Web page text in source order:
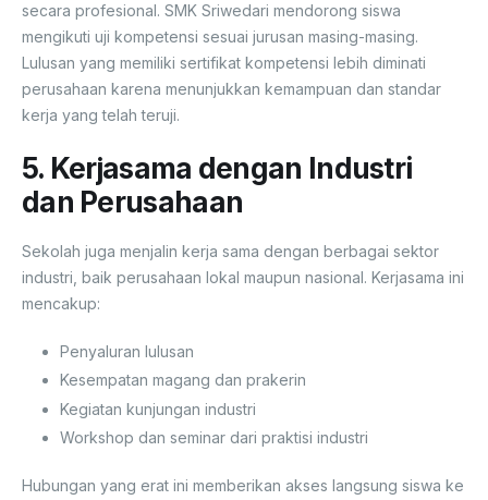
secara profesional. SMK Sriwedari mendorong siswa
mengikuti uji kompetensi sesuai jurusan masing-masing.
Lulusan yang memiliki sertifikat kompetensi lebih diminati
perusahaan karena menunjukkan kemampuan dan standar
kerja yang telah teruji.
5. Kerjasama dengan Industri
dan Perusahaan
Sekolah juga menjalin kerja sama dengan berbagai sektor
industri, baik perusahaan lokal maupun nasional. Kerjasama ini
mencakup:
Penyaluran lulusan
Kesempatan magang dan prakerin
Kegiatan kunjungan industri
Workshop dan seminar dari praktisi industri
Hubungan yang erat ini memberikan akses langsung siswa ke